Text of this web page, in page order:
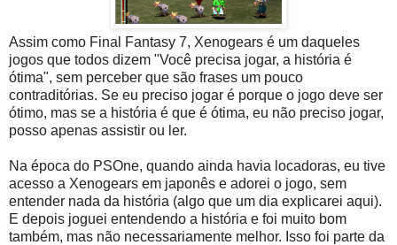
Assim como Final Fantasy 7, Xenogears é um daqueles
jogos que todos dizem "Você precisa jogar, a história é
ótima", sem perceber que são frases um pouco
contraditórias. Se eu preciso jogar é porque o jogo deve ser
ótimo, mas se a história é que é ótima, eu não preciso jogar,
posso apenas assistir ou ler.
Na época do PSOne, quando ainda havia locadoras, eu tive
acesso a Xenogears em japonês e adorei o jogo, sem
entender nada da história (algo que um dia explicarei aqui).
E depois joguei entendendo a história e foi muito bom
também, mas não necessariamente melhor. Isso foi parte da